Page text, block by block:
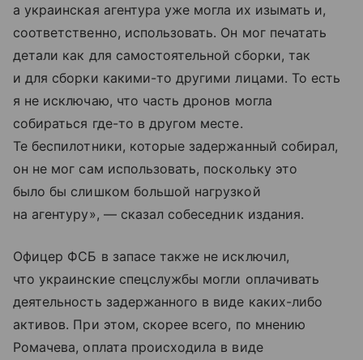
а украинская агентура уже могла их изымать и,
соответственно, использовать. Он мог печатать
детали как для самостоятельной сборки, так
и для сборки какими-то другими лицами. То есть
я не исключаю, что часть дронов могла
собираться где-то в другом месте.
Те беспилотники, которые задержанный собирал,
он не мог сам использовать, поскольку это
было бы слишком большой нагрузкой
на агентуру», — сказал собеседник издания.
Офицер ФСБ в запасе также не исключил,
что украинские спецслужбы могли оплачивать
деятельность задержанного в виде каких-либо
активов. При этом, скорее всего, по мнению
Ромачева, оплата происходила в виде